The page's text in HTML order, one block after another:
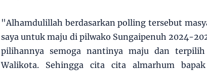
"Alhamdulillah berdasarkan polling tersebut
saya untuk maju di pilwako Sungaipenuh 2024-
pilihannya semoga nantinya maju dan
Walikota. Sehingga cita cita almarhum